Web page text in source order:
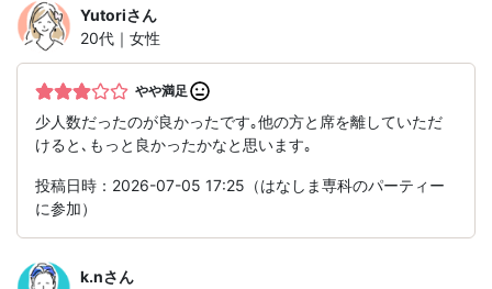
Yutoriさん
20代｜女性
やや満足
少人数だったのが良かったです｡他の方と席を離していただ
けると､もっと良かったかなと思います｡
投稿日時：2026-07-05 17:25（はなしま専科のパーティー
に参加）
k.nさん